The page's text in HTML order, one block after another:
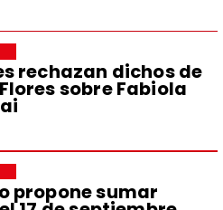
rechazan dichos de
sobre Fabiola
propone sumar